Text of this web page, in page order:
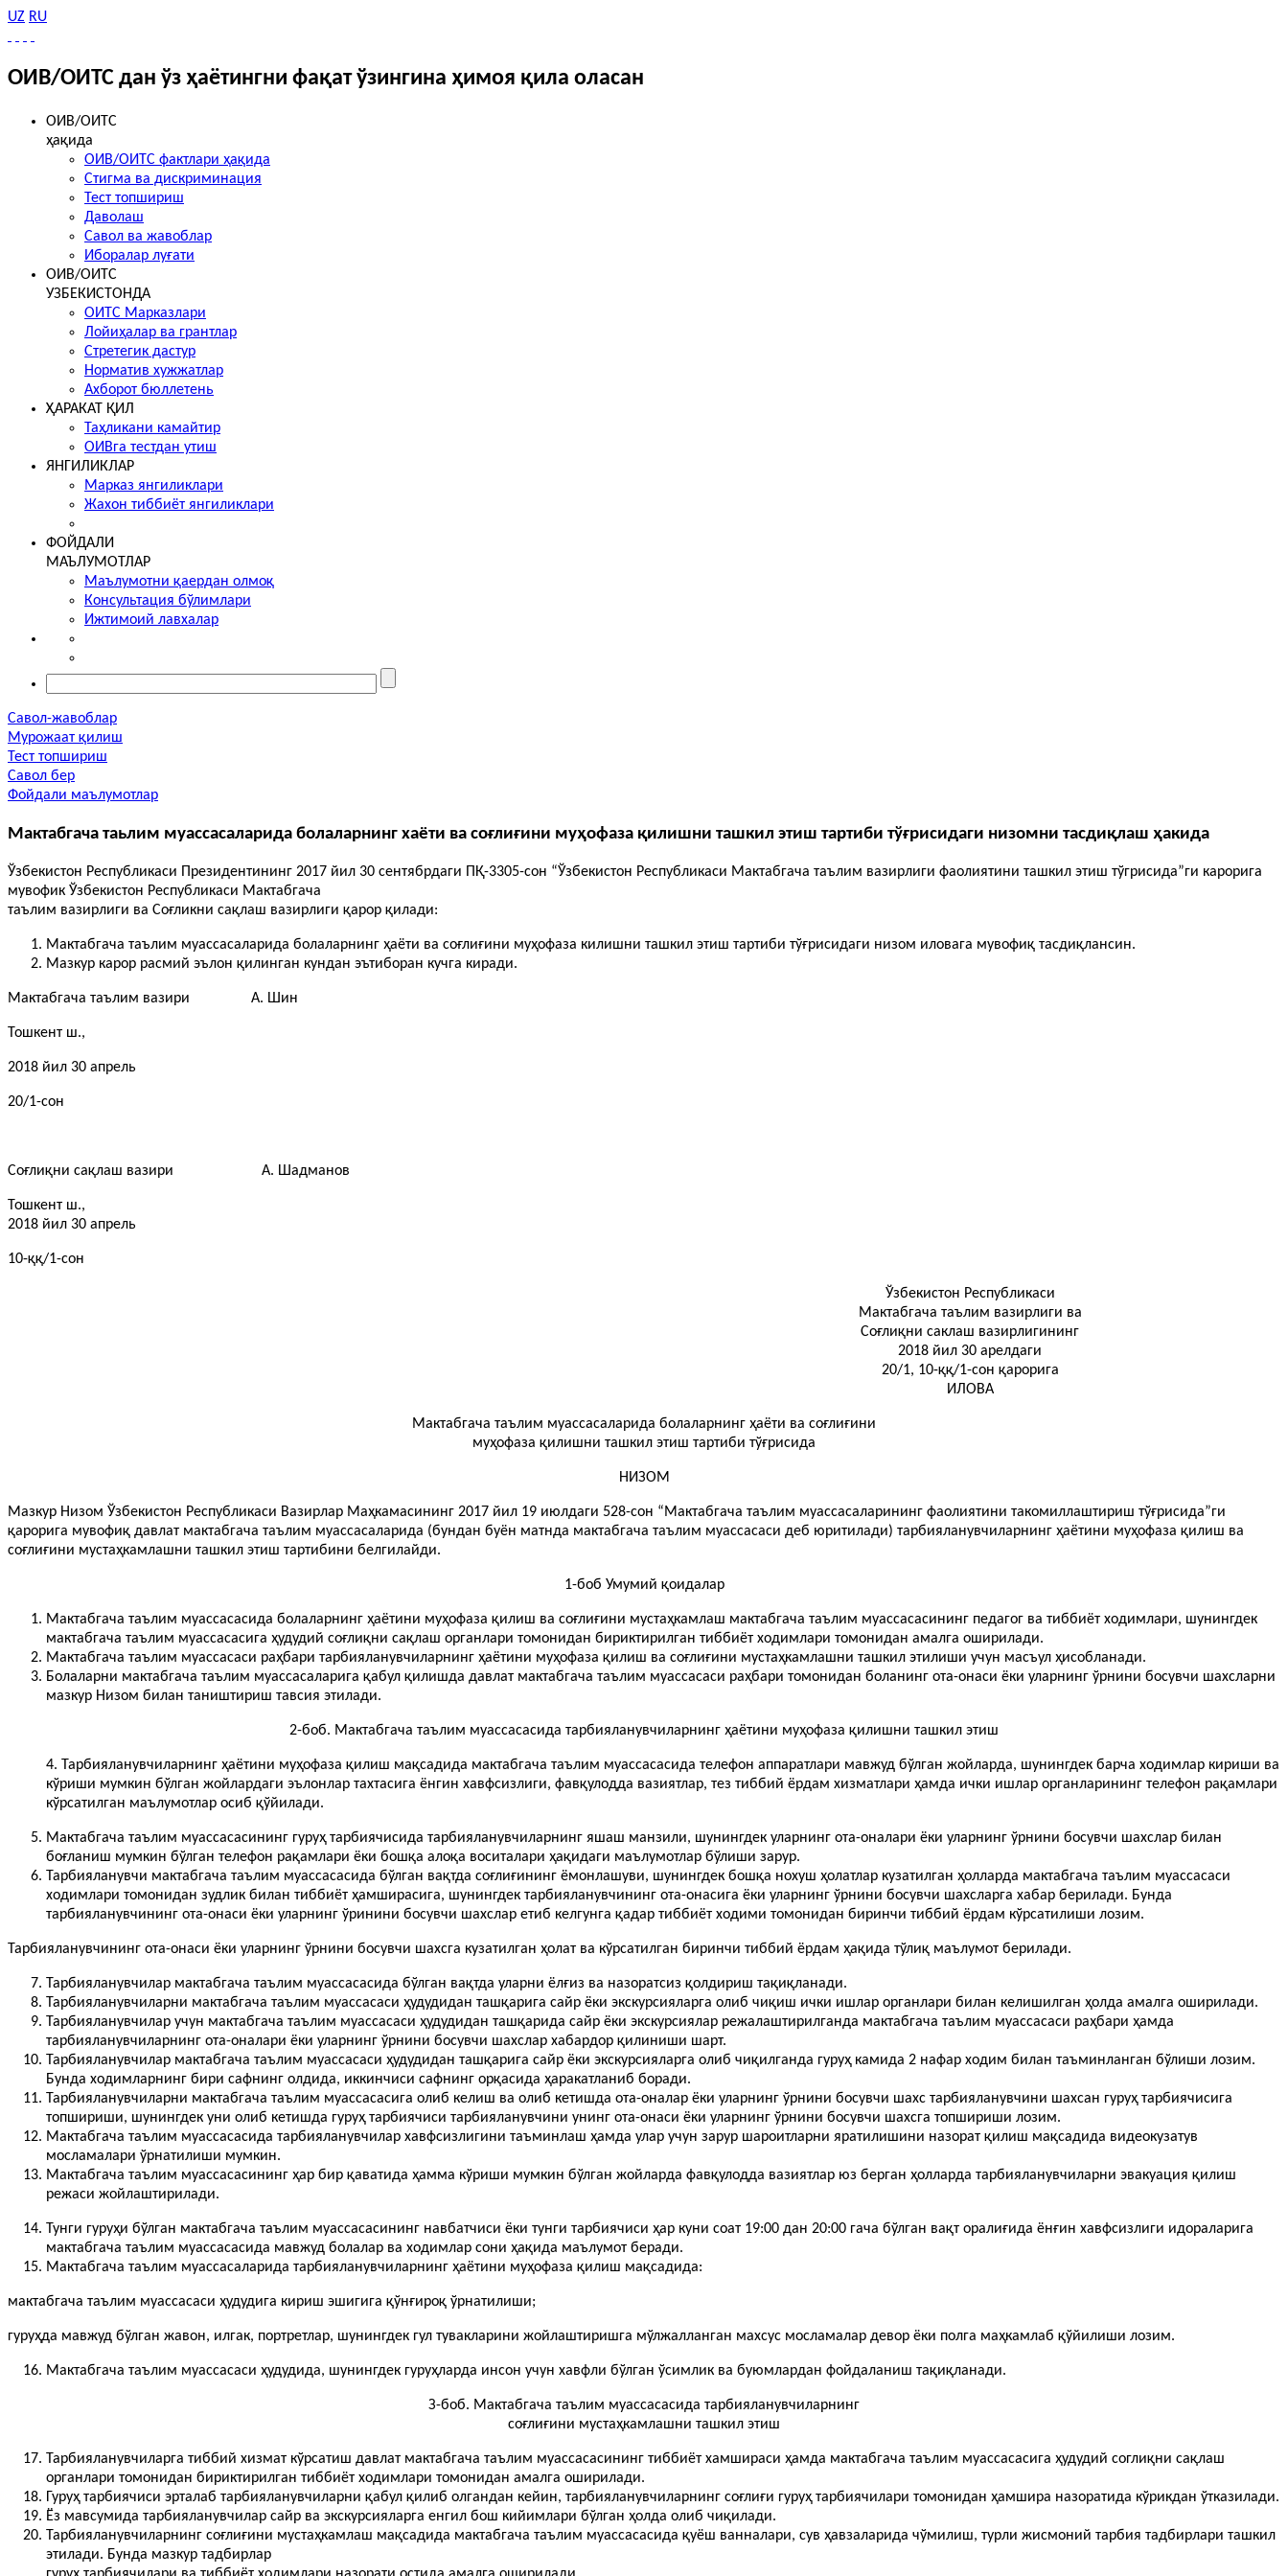
UZ RU
ОИВ/ОИТС дан ўз ҳаётингни фақат ўзингина ҳимоя қила оласан
ОИВ/ОИТС
ҳақида
ОИВ/ОИТС фактлари ҳақида
Стигма ва дискриминация
Тест топшириш
Даволаш
Савол ва жавоблар
Иборалар луғати
ОИВ/ОИТС
УЗБЕКИСТОНДА
ОИТС Марказлари
Лойиҳалар ва грантлар
Стретегик дастур
Норматив хужжатлар
Ахборот бюллетень
ҲАРАКАТ ҚИЛ
Таҳликани камайтир
ОИВга тестдан утиш
ЯНГИЛИКЛАР
Марказ янгиликлари
Жахон тиббиёт янгиликлари
ФОЙДАЛИ
МАЪЛУМОТЛАР
Маълумотни қаердан олмоқ
Консультация бўлимлари
Ижтимоий лавхалар
Савол-жавоблар
Мурожаат қилиш
Тест топшириш
Савол бер
Фойдали маълумотлар
Мактабгача таьлим муассасаларида болаларнинг хаёти ва соғлиғини муҳофаза қилишни ташкил этиш тартиби тўғрисидаги низомни тасдиқлаш ҳакида
Ўзбекистон Республикаси Президентининг 2017 йил 30 сентябрдаги ПҚ-3305-сон “Ўзбекистон Республикаси Мактабгача таълим вазирлиги фаолиятини ташкил этиш тўгрисида”ги карорига
мувофик Ўзбекистон Республикаси Мактабгача
таълим вазирлиги ва Соғликни сақлаш вазирлиги қарор қилади:
Мактабгача таълим муассасаларида болаларнинг ҳаёти ва соғлиғини муҳофаза килишни ташкил этиш тартиби тўғрисидаги низом иловага мувофиқ тасдиқлансин.
Мазкур карор расмий эълон қилинган кундан эътиборан кучга киради.
Мактабгача таълим вазири А. Шин
Тошкент ш.,
2018 йил 30 апрель
20/1-сон
Соғлиқни сақлаш вазири А. Шадманов
Тошкент ш.,
2018 йил 30 апрель
10-ққ/1-сон
Ўзбекистон Республикаси
Мактабгача таълим вазирлиги ва
Соғлиқни саклаш вазирлигининг
2018 йил 30 арелдаги
20/1, 10-ққ/1-сон қарорига
ИЛОВА
Мактабгача таълим муассасаларида болаларнинг ҳаёти ва соғлиғини
муҳофаза қилишни ташкил этиш тартиби тўғрисида
НИЗОМ
Мазкур Низом Ўзбекистон Республикаси Вазирлар Маҳкамасининг 2017 йил 19 июлдаги 528-сон “Мактабгача таълим муассасаларининг фаолиятини такомиллаштириш тўғрисида”ги
қарорига мувофиқ давлат мактабгача таълим муассасаларида (бундан буён матнда мактабгача таълим муассасаси деб юритилади) тарбияланувчиларнинг ҳаётини муҳофаза қилиш ва
соғлиғини мустаҳкамлашни ташкил этиш тартибини белгилайди.
1-боб Умумий қоидалар
Мактабгача таълим муассасасида болаларнинг ҳаётини муҳофаза қилиш ва соғлиғини мустаҳкамлаш мактабгача таълим муассасасининг педагог ва тиббиёт ходимлари, шунингдек
мактабгача таълим муассасасига ҳудудий соғлиқни сақлаш органлари томонидан бириктирилган тиббиёт ходимлари томонидан амалга оширилади.
Мактабгача таълим муассасаси раҳбари тарбияланувчиларнинг ҳаётини муҳофаза қилиш ва соғлиғини мустаҳкамлашни ташкил этилиши учун масъул ҳисобланади.
Болаларни мактабгача таълим муассасаларига қабул қилишда давлат мактабгача таълим муассасаси раҳбари томонидан боланинг ота-онаси ёки уларнинг ўрнини босувчи шахсларни
мазкур Низом билан таништириш тавсия этилади.
2-боб. Мактабгача таълим муассасасида тарбияланувчиларнинг ҳаётини муҳофаза қилишни ташкил этиш
4. Тарбияланувчиларнинг ҳаётини муҳофаза қилиш мақсадида мактабгача таълим муассасасида телефон аппаратлари мавжуд бўлган жойларда, шунингдек барча ходимлар кириши ва
кўриши мумкин бўлган жойлардаги эълонлар тахтасига ёнгин хавфсизлиги, фавқулодда вазиятлар, тез тиббий ёрдам хизматлари ҳамда ички ишлар органларининг телефон рақамлари
кўрсатилган маълумотлар осиб қўйилади.
Мактабгача таълим муассасасининг гуруҳ тарбиячисида тарбияланувчиларнинг яшаш манзили, шунингдек уларнинг ота-оналари ёки уларнинг ўрнини босувчи шахслар билан
боғланиш мумкин бўлган телефон рақамлари ёки бошқа алоқа воситалари ҳақидаги маълумотлар бўлиши зарур.
Тарбияланувчи мактабгача таълим муассасасида бўлган вақтда соғлиғининг ёмонлашуви, шунингдек бошқа нохуш ҳолатлар кузатилган ҳолларда мактабгача таълим муассасаси
ходимлари томонидан зудлик билан тиббиёт ҳамширасига, шунингдек тарбияланувчининг ота-онасига ёки уларнинг ўрнини босувчи шахсларга хабар берилади. Бунда
тарбияланувчининг ота-онаси ёки уларнинг ўринини босувчи шахслар етиб келгунга қадар тиббиёт ходими томонидан биринчи тиббий ёрдам кўрсатилиши лозим.
Тарбияланувчининг ота-онаси ёки уларнинг ўрнини босувчи шахсга кузатилган ҳолат ва кўрсатилган биринчи тиббий ёрдам ҳақида тўлиқ маълумот берилади.
Тарбияланувчилар мактабгача таълим муассасасида бўлган вақтда уларни ёлғиз ва назоратсиз қолдириш тақиқланади.
Тарбияланувчиларни мактабгача таълим муассасаси ҳудудидан ташқарига сайр ёки экскурсияларга олиб чиқиш ички ишлар органлари билан келишилган ҳолда амалга оширилади.
Тарбияланувчилар учун мактабгача таълим муассасаси ҳудудидан ташқарида сайр ёки экскурсиялар режалаштирилганда мактабгача таълим муассасаси раҳбари ҳамда
тарбияланувчиларнинг ота-оналари ёки уларнинг ўрнини босувчи шахслар хабардор қилиниши шарт.
Тарбияланувчилар мактабгача таълим муассасаси ҳудудидан ташқарига сайр ёки экскурсияларга олиб чиқилганда гуруҳ камида 2 нафар ходим билан таъминланган бўлиши лозим.
Бунда ходимларнинг бири сафнинг олдида, иккинчиси сафнинг орқасида ҳаракатланиб боради.
Тарбияланувчиларни мактабгача таълим муассасасига олиб келиш ва олиб кетишда ота-оналар ёки уларнинг ўрнини босувчи шахс тарбияланувчини шахсан гуруҳ тарбиячисига
топшириши, шунингдек уни олиб кетишда гуруҳ тарбиячиси тарбияланувчини унинг ота-онаси ёки уларнинг ўрнини босувчи шахсга топшириши лозим.
Мактабгача таълим муассасасида тарбияланувчилар хавфсизлигини таъминлаш ҳамда улар учун зарур шароитларни яратилишини назорат қилиш мақсадида видеокузатув
мосламалари ўрнатилиши мумкин.
Мактабгача таълим муассасасининг ҳар бир қаватида ҳамма кўриши мумкин бўлган жойларда фавқулодда вазиятлар юз берган ҳолларда тарбияланувчиларни эвакуация қилиш
режаси жойлаштирилади.
Тунги гуруҳи бўлган мактабгача таълим муассасасининг навбатчиси ёки тунги тарбиячиси ҳар куни соат 19:00 дан 20:00 гача бўлган вақт оралиғида ёнғин хавфсизлиги идораларига
мактабгача таълим муассасасида мавжуд болалар ва ходимлар сони ҳақида маълумот беради.
Мактабгача таълим муассасаларида тарбияланувчиларнинг ҳаётини муҳофаза қилиш мақсадида:
мактабгача таълим муассасаси ҳудудига кириш эшигига қўнғироқ ўрнатилиши;
гуруҳда мавжуд бўлган жавон, илгак, портретлар, шунингдек гул тувакларини жойлаштиришга мўлжалланган махсус мосламалар девор ёки полга маҳкамлаб қўйилиши лозим.
Мактабгача таълим муассасаси ҳудудида, шунингдек гуруҳларда инсон учун хавфли бўлган ўсимлик ва буюмлардан фойдаланиш тақиқланади.
З-боб. Мактабгача таълим муассасасида тарбияланувчиларнинг
соғлиғини мустаҳкамлашни ташкил этиш
Тарбияланувчиларга тиббий хизмат кўрсатиш давлат мактабгача таълим муассасасининг тиббиёт хамшираси ҳамда мактабгача таълим муассасасига ҳудудий соглиқни сақлаш
органлари томонидан бириктирилган тиббиёт ходимлари томонидан амалга оширилади.
Гуруҳ тарбиячиси эрталаб тарбияланувчиларни қабул қилиб олгандан кейин, тарбияланувчиларнинг соғлиғи гуруҳ тарбиячилари томонидан ҳамшира назоратида кўрикдан ўтказилади.
Ёз мавсумида тарбияланувчилар сайр ва экскурсияларга енгил бош кийимлари бўлган ҳолда олиб чиқилади.
Тарбияланувчиларнинг соғлиғини мустаҳкамлаш мақсадида мактабгача таълим муассасасида қуёш ванналари, сув ҳавзаларида чўмилиш, турли жисмоний тарбия тадбирлари ташкил
этилади. Бунда мазкур тадбирлар